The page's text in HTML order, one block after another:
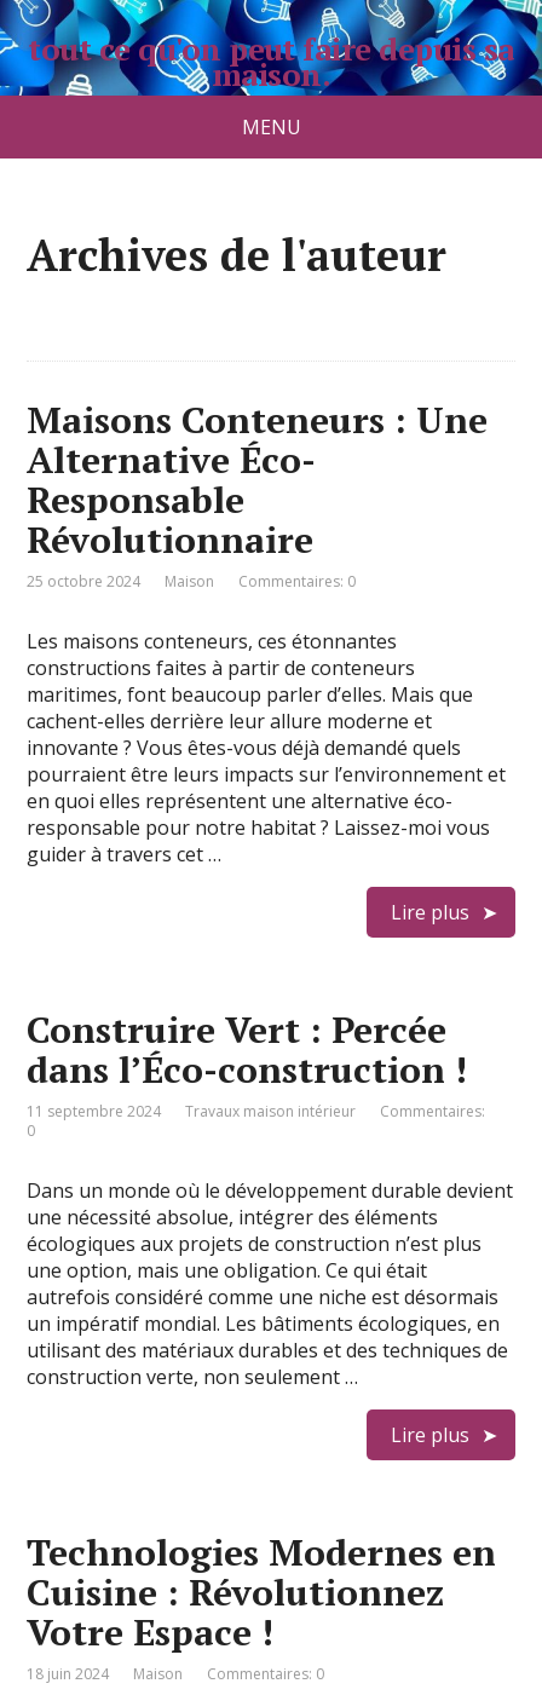
tout ce qu'on peut faire depuis sa
maison.
MENU
Archives de l'auteur
Maisons Conteneurs : Une
Alternative Éco-
Responsable
Révolutionnaire
25 octobre 2024 Maison Commentaires: 0
Les maisons conteneurs, ces étonnantes
constructions faites à partir de conteneurs
maritimes, font beaucoup parler d’elles. Mais que
cachent-elles derrière leur allure moderne et
innovante ? Vous êtes-vous déjà demandé quels
pourraient être leurs impacts sur l’environnement et
en quoi elles représentent une alternative éco-
responsable pour notre habitat ? Laissez-moi vous
guider à travers cet …
Lire plus
Construire Vert : Percée
dans l’Éco-construction !
11 septembre 2024 Travaux maison intérieur
Commentaires:
0
Dans un monde où le développement durable devient
une nécessité absolue, intégrer des éléments
écologiques aux projets de construction n’est plus
une option, mais une obligation. Ce qui était
autrefois considéré comme une niche est désormais
un impératif mondial. Les bâtiments écologiques, en
utilisant des matériaux durables et des techniques de
construction verte, non seulement …
Lire plus
Technologies Modernes en
Cuisine : Révolutionnez
Votre Espace !
18 juin 2024 Maison Commentaires: 0